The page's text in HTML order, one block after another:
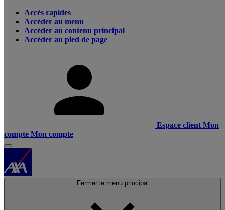
Accès rapides
Accéder au menu
Accéder au contenu principal
Accéder au pied de page
Espace client Mon
compte Mon compte
Fermer le menu principal